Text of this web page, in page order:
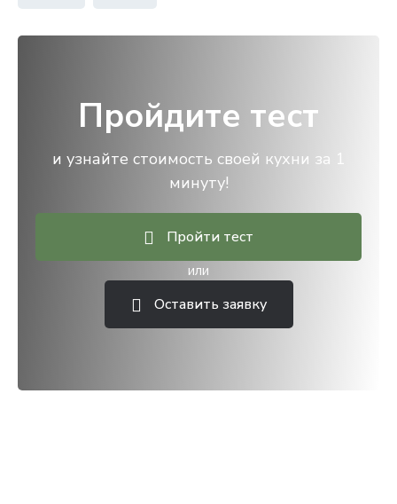
Пройдите тест
и узнайте стоимость своей кухни за 1
минуту!
Пройти тест
или
Оставить заявку